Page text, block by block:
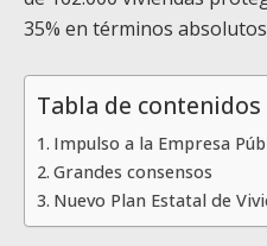
35% en términos
Tabla de contenidos
Impulso a la Empresa
Grandes consensos
Nuevo Plan Estatal de